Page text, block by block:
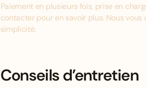
Paiement en plusieurs fois, prise en
contacter pour en savoir plus. Nous
simplicité.
Conseils d’entretien